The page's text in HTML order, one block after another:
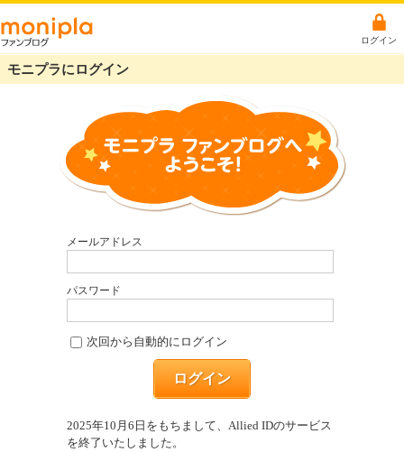
ログイン
モニプラにログイン
メールアドレス
パスワード
次回から自動的にログイン
ログイン
2025年10月6日をもちまして、Allied IDのサービス
を終了いたしました。